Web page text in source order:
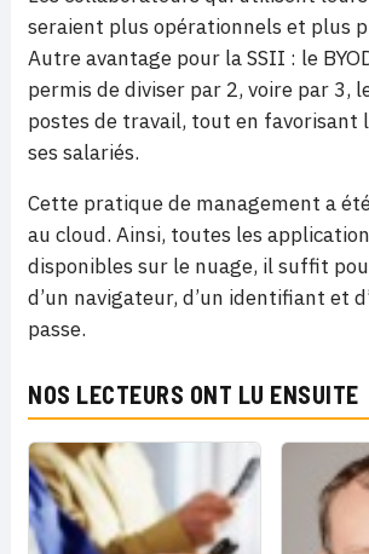
seraient plus opérationnels et plus
Autre avantage pour la SSII : le
permis de diviser par 2, voire par 3,
postes de travail, tout en favorisant
ses salariés.
Cette pratique de management a
au cloud. Ainsi, toutes les
disponibles sur le nuage, il suffit
d’un navigateur, d’un identifiant et
passe.
NOS LECTEURS ONT LU ENSUITE